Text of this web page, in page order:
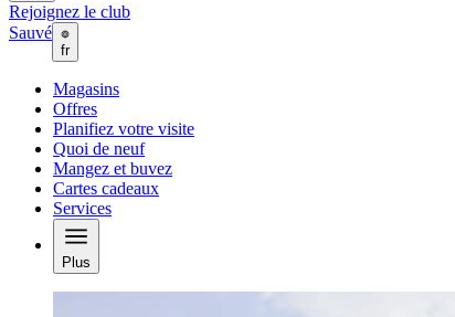
Rejoignez le club
Sauvé
fr
Magasins
Offres
Planifiez votre visite
Quoi de neuf
Mangez et buvez
Cartes cadeaux
Services
Plus